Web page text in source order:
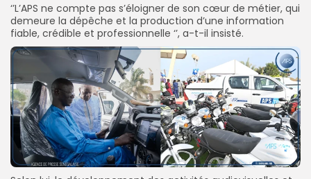
‘’L’APS ne compte pas s’éloigner de son cœur de métier, qui
demeure la dépêche et la production d’une information
fiable, crédible et professionnelle ‘’, a-t-il insisté.